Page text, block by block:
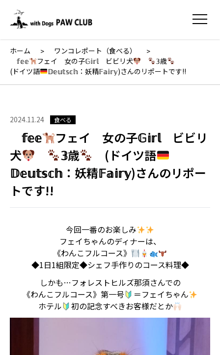
ホーム
ワンコレポート（食べる）
𝕗𝕖𝕖
フェイ 女の子𝔾𝕚𝕣𝕝 ビビリ犬
𝟛歳
(ドイツ語
𝔻𝕖𝕦𝕥𝕤𝕔𝕙：妖精𝔽𝕒𝕚𝕣𝕪)さんのリポートです!!
2024.11.24 食べる
𝕗𝕖𝕖
フェイ 女の子𝔾𝕚𝕣𝕝 ビビリ
犬
𝟛歳
(ドイツ語
𝔻𝕖𝕦𝕥𝕤𝕔𝕙：妖精𝔽𝕒𝕚𝕣𝕪)さんのリポー
トです!!
今回一番のお楽しみ
フェイちゃんのディナーは、
《わんこフルコース》
◆1日1組限定◆シェフ手作りのコース料理◆
しかも…フォレストヒルズ那須さんでの
《わんこフルコース》第一号
＝フェイちゃん
ホテル
初の記念すべきお客様だとか